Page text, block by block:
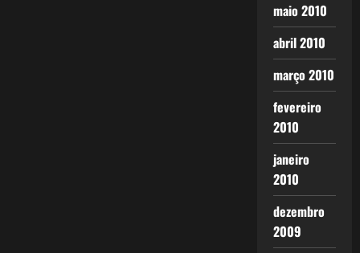
maio 2010
abril 2010
março 2010
fevereiro
2010
janeiro
2010
dezembro
2009